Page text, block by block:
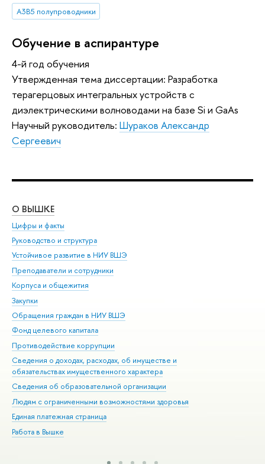
A3B5 полупроводники
Обучение в аспирантуре
4-й год обучения
Утвержденная тема диссертации: Разработка
терагерцовых интегральных устройств с
диэлектрическими волноводами на базе Si и GaAs
Научный руководитель: Шураков Александр
Сергеевич
О ВЫШКЕ
Цифры и факты
Руководство и структура
Устойчивое развитие в НИУ ВШЭ
Преподаватели и сотрудники
Корпуса и общежития
Закупки
Обращения граждан в НИУ ВШЭ
Фонд целевого капитала
Противодействие коррупции
Сведения о доходах, расходах, об имуществе и
обязательствах имущественного характера
Сведения об образовательной организации
Людям с ограниченными возможностями здоровья
Единая платежная страница
Работа в Вышке